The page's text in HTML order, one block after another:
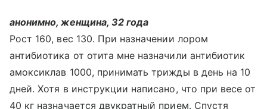
анонимно, женщина, 32 года
Рост 160, вес 130. При назначении лором
антибиотика от отита мне назначили антибиотик
амоксиклав 1000, принимать трижды в день на 10
дней. Хотя в инструкции написано, что при весе от
40 кг назначается двукратный прием. Спустя